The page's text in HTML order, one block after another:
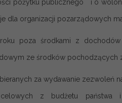
pożytku publicznego i o
dla organizacji pozarządowych
poza środkami z
ze środków pochodzących
za wydawanie zezwoleń
z budżetu państwa i